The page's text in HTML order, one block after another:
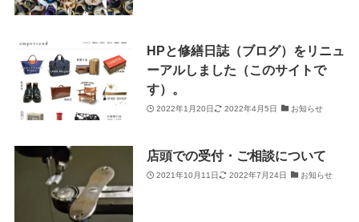
HPと修繕日誌（ブログ）をリニュ
ーアルしました（このサイトで
す）。
2022年1月20日 2022年4月5日 お知らせ
店頭での受付・ご相談について
2021年10月11日 2022年7月24日 お知らせ